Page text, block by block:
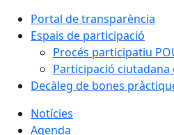
Portal de transparència
Espais de participació
Procés participatiu
Participació ciutadana
Decàleg de bones
Notícies
Agenda